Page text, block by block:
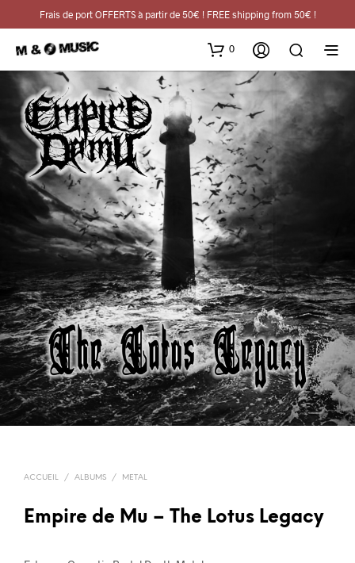
Frais de port OFFERTS à partir de 50€ ! FREE shipping from 50€ !
0
ACCUEIL / ALBUMS / METAL
Empire de Mu – The Lotus Legacy